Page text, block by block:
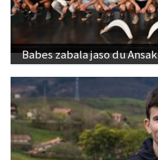
Babes zabala jaso du Ansak